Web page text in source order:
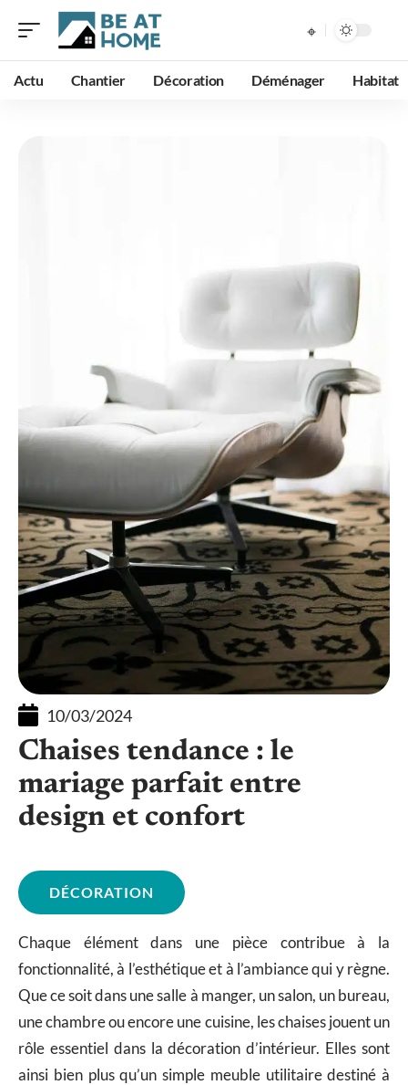
Actu Chantier Décoration Déménager Habitat
10/03/2024
Chaises tendance : le
mariage parfait entre
design et confort
DÉCORATION
Chaque élément dans une pièce contribue à la
fonctionnalité, à l’esthétique et à l’ambiance qui y règne.
Que ce soit dans une salle à manger, un salon, un bureau,
une chambre ou encore une cuisine, les chaises jouent un
rôle essentiel dans la décoration d’intérieur. Elles sont
ainsi bien plus qu’un simple meuble utilitaire destiné à